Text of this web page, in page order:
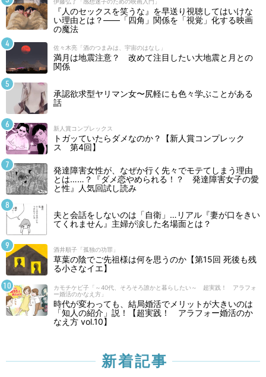
『人のセックスを笑うな』を早送り視聴してはいけな
い理由とは？――「四角」関係を「視覚」化する映画
の魔法
佐々木亮「酒のつまみは、宇宙のはなし」
満月は地震注意？ 改めて注目したい大地震と月との
関係
承認欲求型ヤリマン女〜尻軽にも色々学ぶことがある
話
新人賞コンプレックス
トガッていたらダメなのか？【新人賞コンプレック
ス 第4回】
発達障害女性が、なぜか行く先々でモテてしまう理由
とは……？『ダメ恋やめられる！？ 発達障害女子の愛
と性』人気回試し読み
夫と会話をしないのは「自衛」…リアル『妻が口をきい
てくれません』主婦が涙した名場面とは？
酒井順子「孤独の功罪」
草葉の陰でご先祖様は何を思うのか【第15回 死後も残
る小さなイエ】
カモチケビ子「～40代、そろそろ誰かと暮らしたい～ 超実践！ アラフォ
ー婚活のかなえ方」
時代が変わっても、結局婚活でメリットが大きいのは
「知人の紹介」説！【超実践！ アラフォー婚活のか
なえ方 vol.10】
新着記事